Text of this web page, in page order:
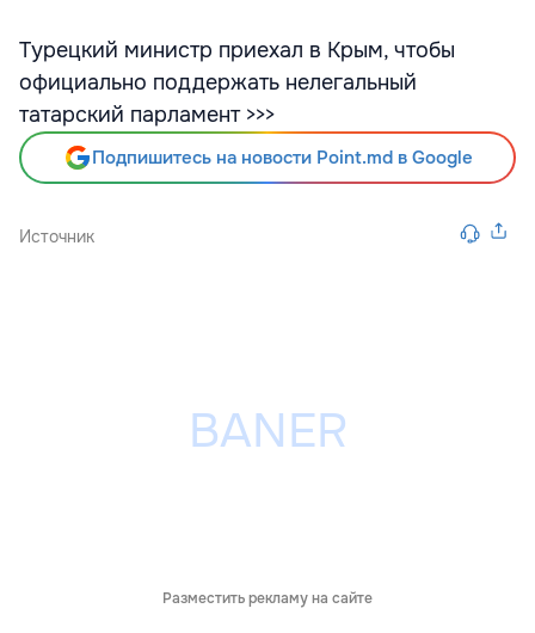
Турецкий министр приехал в Крым, чтобы
официально поддержать нелегальный
татарский парламент >>>
Подпишитесь на новости Point.md в Google
Источник
Разместить рекламу на сайте